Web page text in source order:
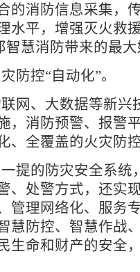
的消防信息采集，
水平，增强灭火救
慧消防带来的
灾防控“自动化”
网、大数据等新兴
，消防预警、报警
化、全覆盖的火
提的防灾安全系统
、处警方式，还实
管理网络化、服务
慧防控、智慧作战
生命和财产的安全